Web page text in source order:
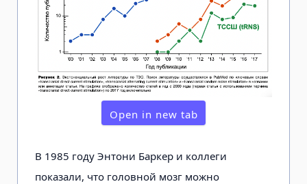
Open in new tab
В 1985 году Энтони Баркер и коллеги
показали, что головной мозг можно